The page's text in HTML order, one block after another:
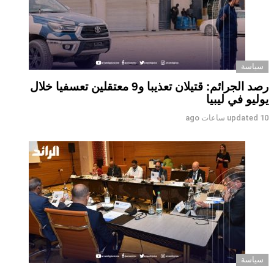
سياسة
رصد الجرائم: قتيلان تعذيبا و9 معتقلين تعسفيا خلال
يوليو في ليبيا
updated 10 ساعات ago
سياسة